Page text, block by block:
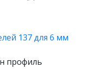
137 для 6 мм
профиль